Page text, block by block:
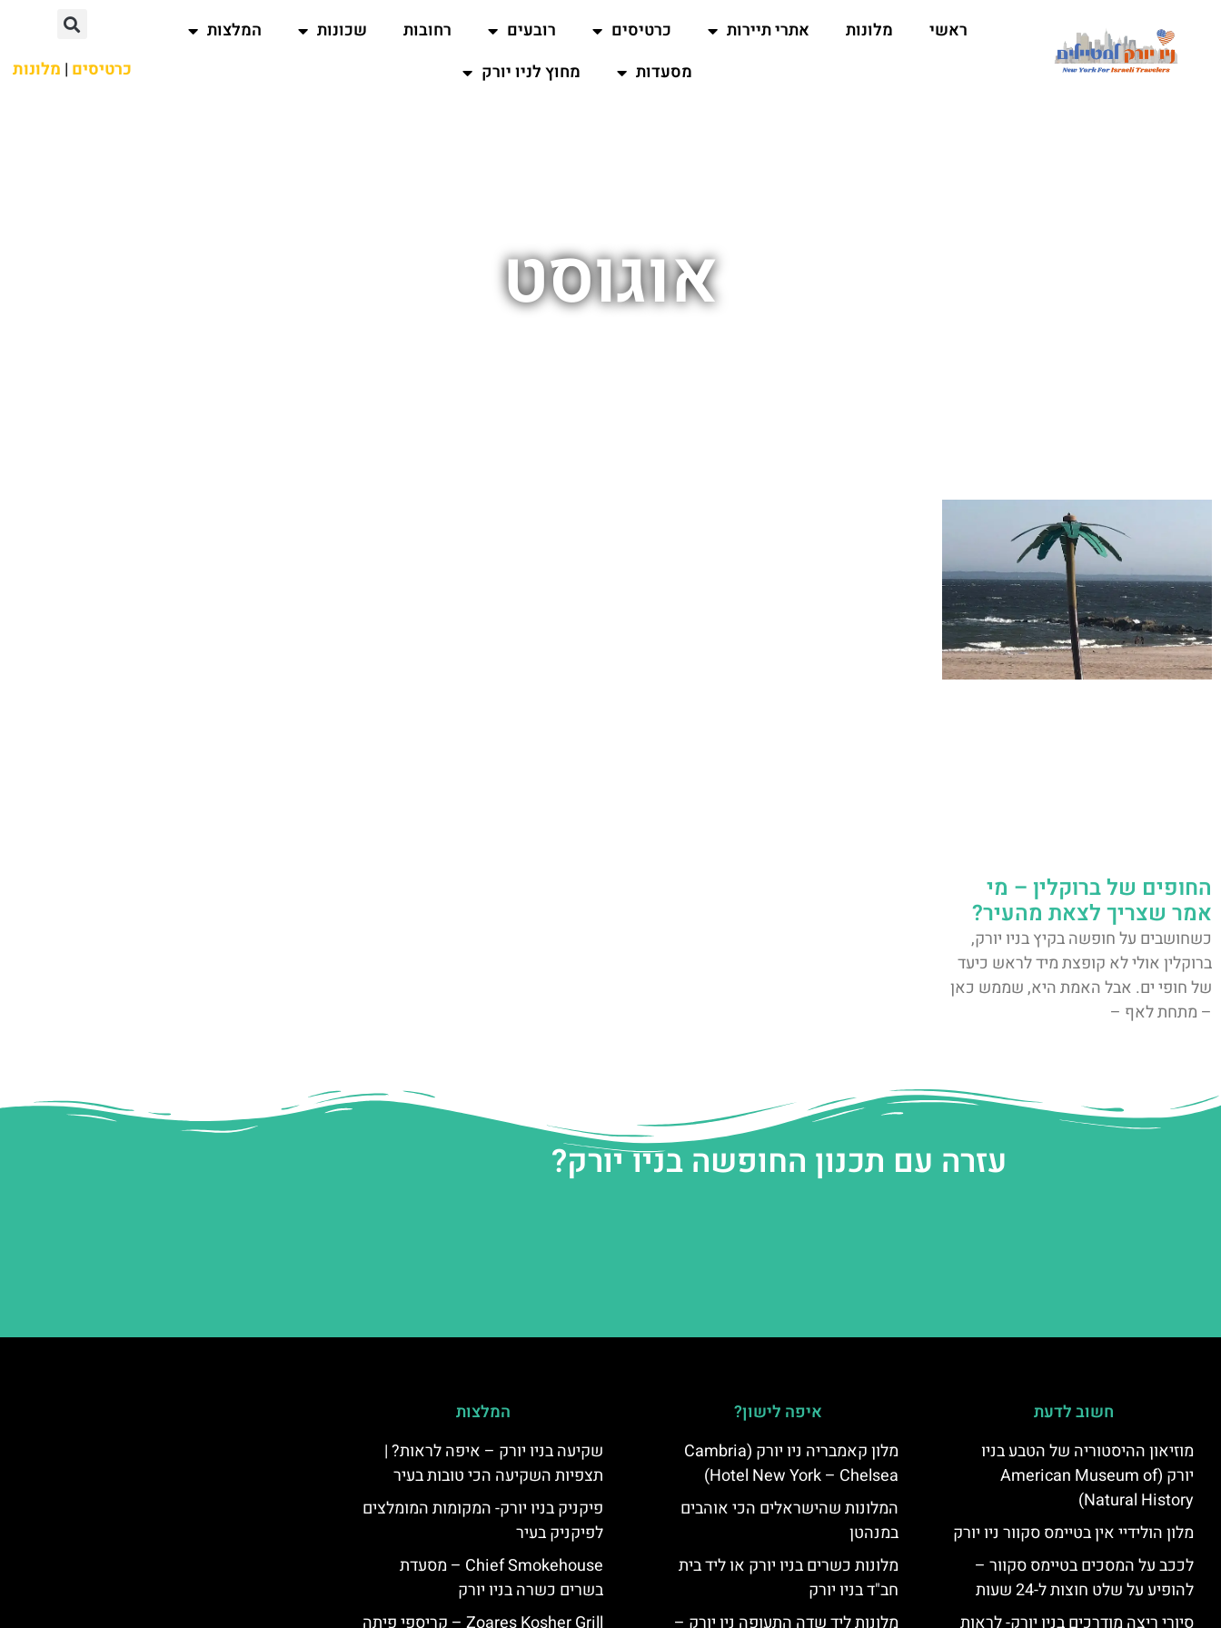
ראשי מלונות אתרי תיירות כרטיסים רובעים רחובות שכונות
המלצות
מסעדות
מחוץ לניו יורק כרטיסים | מלונות
אוגוסט
החופים של ברוקלין – מי
אמר שצריך לצאת מהעיר?
כשחושבים על חופשה בקיץ בניו יורק,
ברוקלין אולי לא קופצת מיד לראש כיעד
של חופי ים. אבל האמת היא, שממש כאן
– מתחת לאף –
עזרה עם תכנון החופשה בניו יורק?
חשוב לדעת
מוזיאון ההיסטוריה של הטבע בניו
יורק (American Museum of
Natural History)
מלון הולידיי אין בטיימס סקוור ניו יורק
לככב על המסכים בטיימס סקוור –
להופיע על שלט חוצות ל-24 שעות
סיורי ריצה מודרכים בניו יורק- לראות
איפה לישון?
מלון קאמבריה ניו יורק (Cambria
Hotel New York – Chelsea)
המלונות שהישראלים הכי אוהבים
במנהטן
מלונות כשרים בניו יורק או ליד בית
חב"ד בניו יורק
מלונות ליד שדה התעופה ניו יורק –
המלצות
שקיעה בניו יורק – איפה לראות? |
תצפיות השקיעה הכי טובות בעיר
פיקניק בניו יורק- המקומות המומלצים
לפיקניק בעיר
Chief Smokehouse – מסעדת
בשרים כשרה בניו יורק
Zoares Kosher Grill – קריספי פיתה